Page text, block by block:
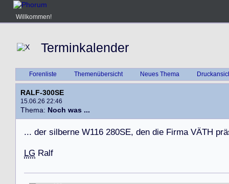
Willkommen!
Terminkalender
Forenliste Themenübersicht Neues Thema
RALF-300SE
15.06.26 22:46
Thema: Noch was ...
... der silberne W116 280SE, den die Firma VÄTH prä
LG Ralf